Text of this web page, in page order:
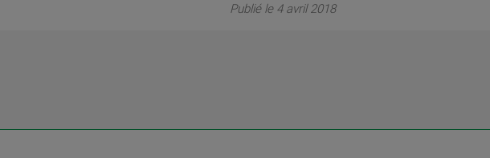
Publié le 4 avril 2018